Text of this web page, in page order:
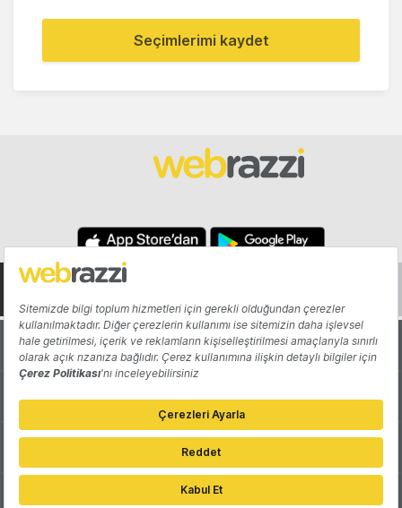
Seçimlerimi kaydet
Hakkında Yazarlar
Katkıda Bulun Reklam